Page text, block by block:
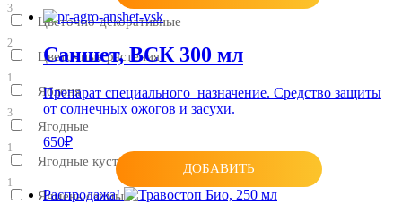
3
Цветочно-декоративные
2
Цветочные растения
1
Яблоня
3
Ягодные
1
Ягодные кустарники
1
Ячмень озимый
Саншет, ВСК 300 мл
Препарат специального назначение. Средство защиты
от солнечных ожогов и засухи.
650₽
ДОБАВИТЬ
Распродажа!